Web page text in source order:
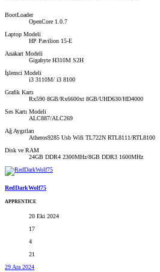
BootLoader
OpenCore 1.0.7
Laptop Modeli
HP Pavilion 15-E
Anakart Modeli
Gigabyte H310M S2H
İşlemci Modeli
i3 3110M/ i3 8100
Grafik Kartı
Rx590 8GB/Rx6600xt 8GB/UHD630/HD4000
Ses Kartı Modeli
ALC887/ALC269
Ağ Aygıtları
Atheros9285 Usb Wifi TL722N RTL8111/RTL8100
Disk ve RAM
24GB DDR4 2300MHz/8GB DDR3 1600MHz
RedDarkWolf75
APPRENTICE
20 Eki 2024
17
4
21
29 Ara 2024